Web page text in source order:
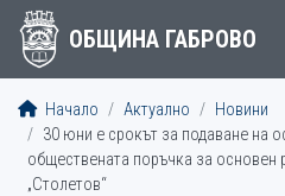
ОБЩИНА ГАБРОВО
Начало Актуално
Новини
30 юни е срокът за подаване на
обществената поръчка за основен
„Столетов“